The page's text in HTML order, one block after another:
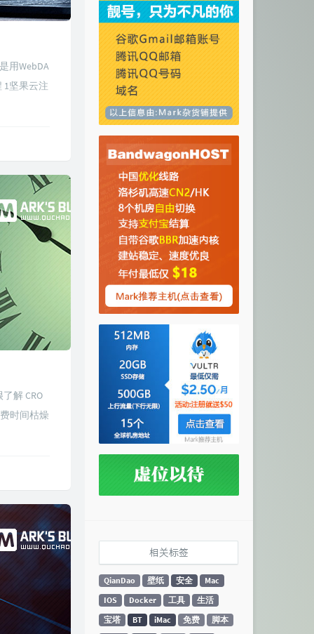
用WebDA
1坚果云注
解 CRO
时间枯燥
相关标签
QianDao 壁纸 安全
Mac
IOS
Docker 工具
生活
宝塔
BT iMac 免费 脚本